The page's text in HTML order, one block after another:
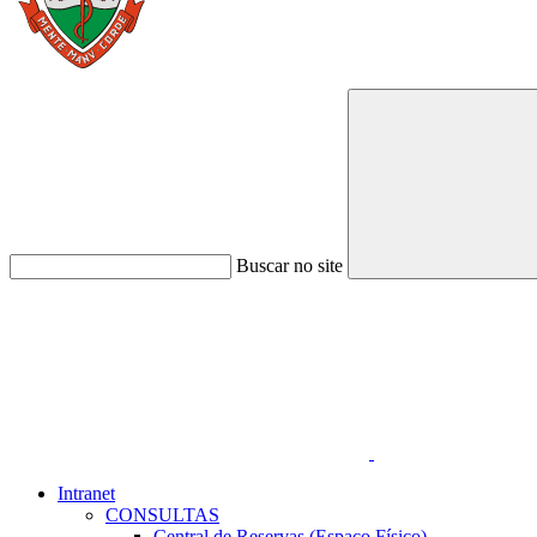
Buscar no site
Intranet
CONSULTAS